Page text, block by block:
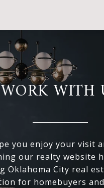
WORK WITH
you enjoy your visit
our realty website
Oklahoma City real
for homebuyers